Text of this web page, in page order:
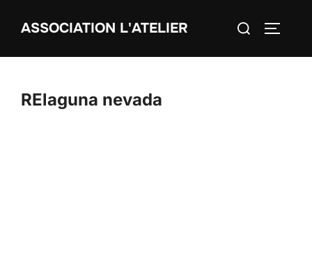
ASSOCIATION L'ATELIER Rechercher :
RElaguna nevada